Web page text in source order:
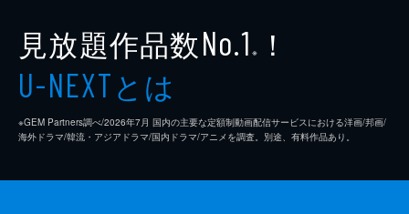
見放題作品数No.1 ※ ！
U-NEXTとは
※GEM Partners調べ/2026年7⽉ 国内の主要な定額制動画配信サービスにおける洋画/邦画/
海外ドラマ/韓流・アジアドラマ/国内ドラマ/アニメを調査。別途、有料作品あり。